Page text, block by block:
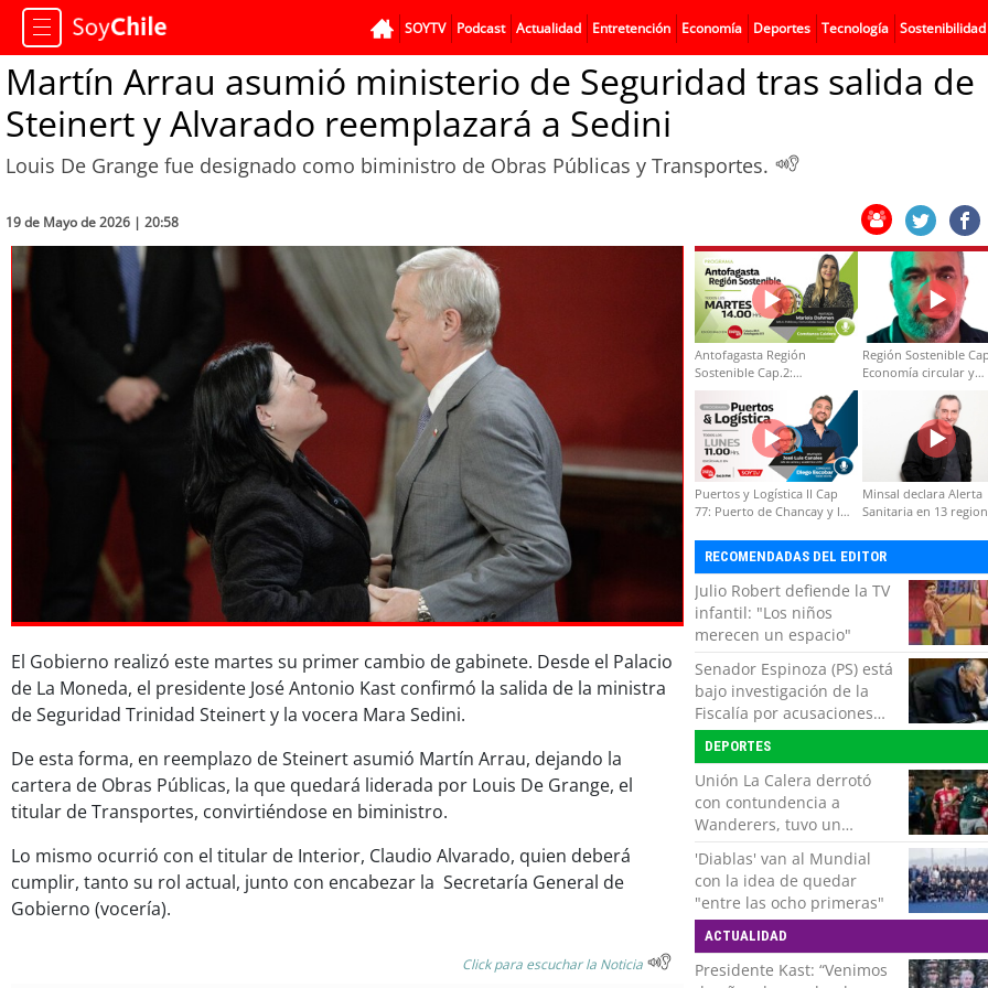
SOYTV Podcast Actualidad Entretención Economía Deportes Tecnología Sostenibilidad
Martín Arrau asumió ministerio de Seguridad tras salida de
Steinert y Alvarado reemplazará a Sedini
Louis De Grange fue designado como biministro de Obras Públicas y Transportes.
19 de Mayo de 2026 | 20:58
El Gobierno realizó este martes su primer cambio de gabinete. Desde el Palacio
de La Moneda, el presidente José Antonio Kast confirmó la salida de la ministra
de Seguridad Trinidad Steinert y la vocera Mara Sedini.
De esta forma, en reemplazo de Steinert asumió Martín Arrau, dejando la
cartera de Obras Públicas, la que quedará liderada por Louis De Grange, el
titular de Transportes, convirtiéndose en biministro.
Lo mismo ocurrió con el titular de Interior, Claudio Alvarado, quien deberá
cumplir, tanto su rol actual, junto con encabezar la Secretaría General de
Gobierno (vocería).
Click para escuchar la Noticia
Antofagasta Región
Sostenible Cap.2:
Educación ambiental y
formación de capacidades
técnicas
Región Sostenible
Economía circular y
Puertos y Logística II Cap
77: Puerto de Chancay y la
Minsal declara Alerta
Sanitaria en 13
RECOMENDADAS DEL EDITOR
Julio Robert defiende la TV
infantil: "Los niños
merecen un espacio"
Senador Espinoza (PS) está
bajo investigación de la
Fiscalía por acusaciones
cruzadas de agresión con
su pareja
DEPORTES
Unión La Calera derrotó
con contundencia a
Wanderers, tuvo un
respiro y clasificó en Copa
Chile
'Diablas' van al Mundial
con la idea de quedar
"entre las ocho primeras"
ACTUALIDAD
Presidente Kast: “Venimos